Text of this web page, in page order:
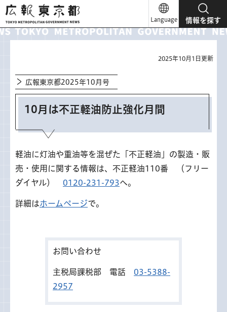
広報東京都
Language 情報を探す
2025年10月1日更新
広報東京都2025年10月号
10月は不正軽油防止強化月間
軽油に灯油や重油等を混ぜた「不正軽油」の製造・販
売・使用に関する情報は、不正軽油110番 （フリー
ダイヤル） 0120-231-793へ。
詳細はホームページで。
お問い合わせ
主税局課税部 電話 03-5388-
2957